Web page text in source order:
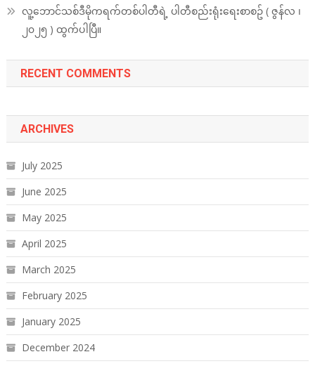
လူ့ဘောင်သစ်ဒီမိုကရက်တစ်ပါတီရဲ့ ပါတီစည်းရုံးရေးစာစဥ် ( ဇွန်လ ၊
၂၀၂၅ ) ထွက်ပါပြီ။
RECENT COMMENTS
ARCHIVES
July 2025
June 2025
May 2025
April 2025
March 2025
February 2025
January 2025
December 2024